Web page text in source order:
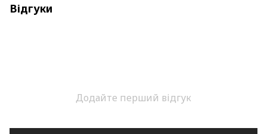
Відгуки
Додайте перший відгук